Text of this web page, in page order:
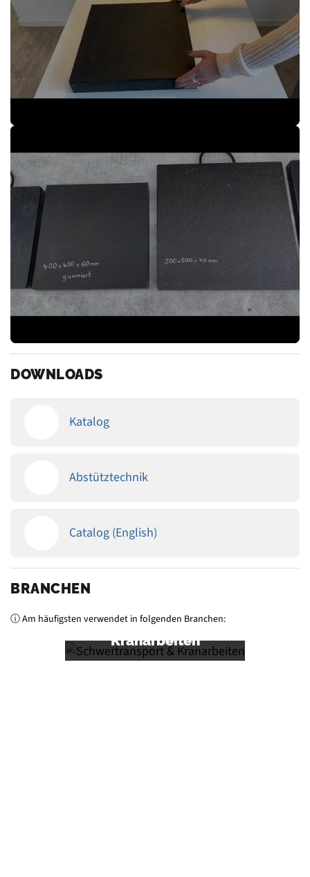
DOWNLOADS
Katalog
Abstütztechnik
Catalog (English)
BRANCHEN
ⓘ Am häufigsten verwendet in folgenden Branchen:
Schwertransport &
Kranarbeiten